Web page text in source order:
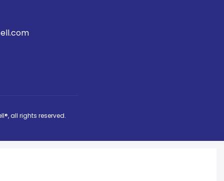
, all rights reserved.